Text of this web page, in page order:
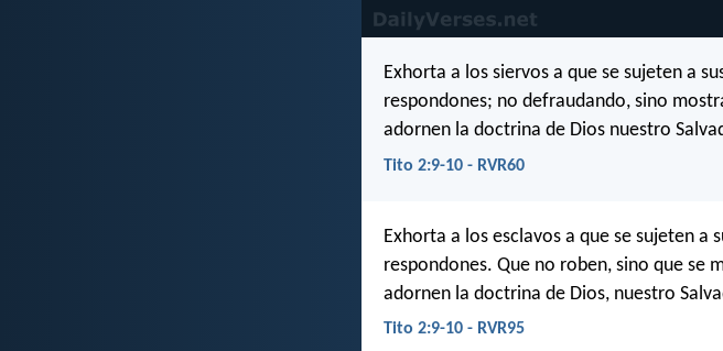
Exhorta a los siervos a que se sujeten a
respondones; no defraudando, sino
adornen la doctrina de Dios nuestro
Tito 2:9-10 - RVR60
Exhorta a los esclavos a que se sujeten a
respondones. Que no roben, sino que se
adornen la doctrina de Dios, nuestro
Tito 2:9-10 - RVR95